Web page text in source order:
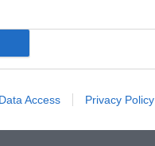
Data Access Privacy Policy
a las
más